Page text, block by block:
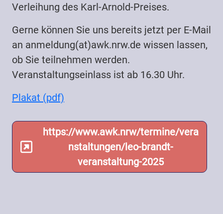
Verleihung des Karl-Arnold-Preises.
Gerne können Sie uns bereits jetzt per E-Mail
an anmeldung(at)awk.nrw.de wissen lassen,
ob Sie teilnehmen werden.
Veranstaltungseinlass ist ab 16.30 Uhr.
Plakat (pdf)
https://www.awk.nrw/termine/vera
nstaltungen/leo-brandt-
veranstaltung-2025